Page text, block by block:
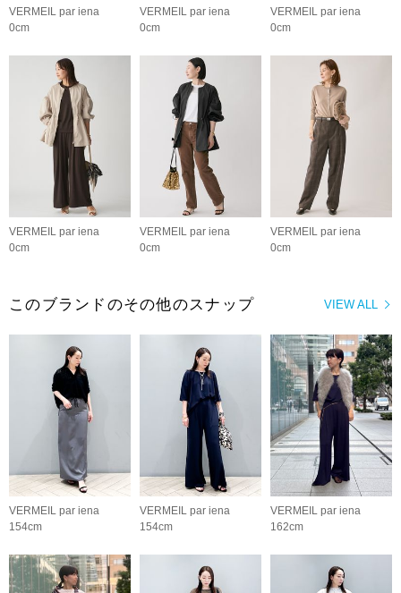
VERMEIL par iena
0cm
VERMEIL par iena
0cm
VERMEIL par iena
0cm
VERMEIL par iena
0cm
VERMEIL par iena
0cm
VERMEIL par iena
0cm
VIEW ALL
このブランドのその他のスナップ
VERMEIL par iena
154cm
VERMEIL par iena
154cm
VERMEIL par iena
162cm